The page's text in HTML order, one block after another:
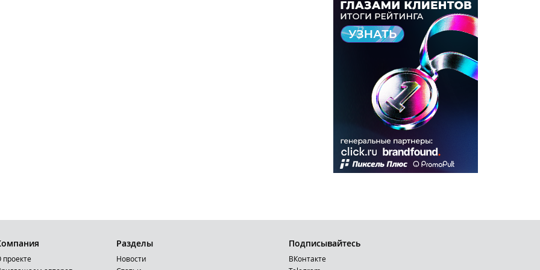
проекте
Разделы
Новости
Подписывайтесь
ВКонтакте